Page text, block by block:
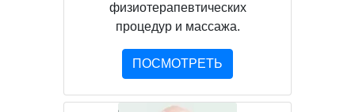
физиотерапевтических
процедур и массажа.
ПОСМОТРЕТЬ